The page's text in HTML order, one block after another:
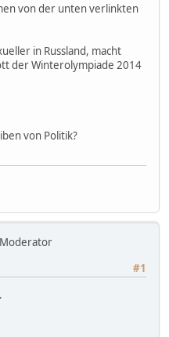
von der unten verlinkten
in Russland, macht
der Winterolympiade 2014
von Politik?
#1